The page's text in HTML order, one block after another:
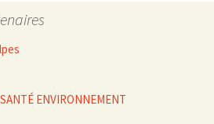
ENVIRONNEMENT